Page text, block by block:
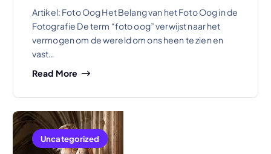
Artikel: Foto Oog Het Belang van het Foto Oog in de
Fotografie De term “foto oog” verwijst naar het
vermogen om de wereld om ons heen te zien en
vast…
Read More
Uncategorized